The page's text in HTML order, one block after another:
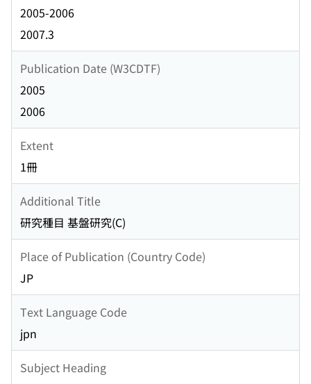
2005-2006
2007.3
Publication Date (W3CDTF)
2005
2006
Extent
1冊
Additional Title
研究種目 基盤研究(C)
Place of Publication (Country Code)
JP
Text Language Code
jpn
Subject Heading